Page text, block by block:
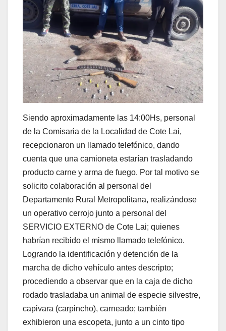
Siendo aproximadamente las 14:00Hs, personal
de la Comisaria de la Localidad de Cote Lai,
recepcionaron un llamado telefónico, dando
cuenta que una camioneta estarían trasladando
producto carne y arma de fuego. Por tal motivo se
solicito colaboración al personal del
Departamento Rural Metropolitana, realizándose
un operativo cerrojo junto a personal del
SERVICIO EXTERNO de Cote Lai; quienes
habrían recibido el mismo llamado telefónico.
Logrando la identificación y detención de la
marcha de dicho vehículo antes descripto;
procediendo a observar que en la caja de dicho
rodado trasladaba un animal de especie silvestre,
capivara (carpincho), carneado; también
exhibieron una escopeta, junto a un cinto tipo